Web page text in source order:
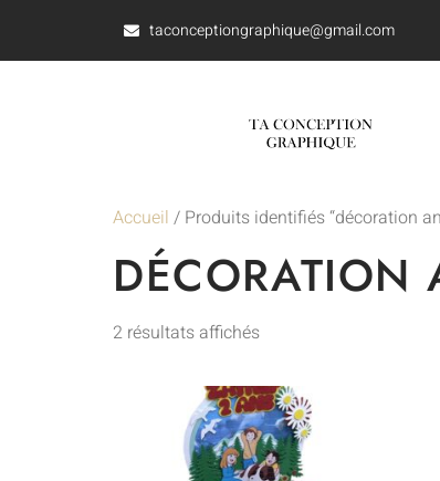
taconceptiongraphique@gmail.com
Accueil / Produits identifiés “décoration
DÉCORATION
2 résultats affichés